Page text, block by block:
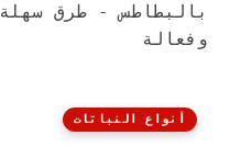
بالبطاطس - طرق سهلة
وفعالة
أنواع النباتات